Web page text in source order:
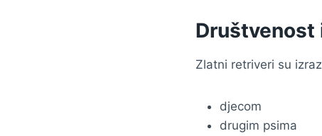
Društvenost
Zlatni retriveri su
djecom
drugim psima